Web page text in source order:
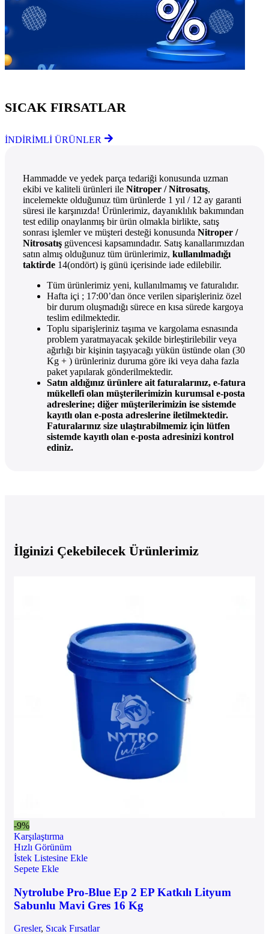
SICAK FIRSATLAR
İNDİRİMLİ ÜRÜNLER
Hammadde ve yedek parça tedariği konusunda uzman
ekibi ve kaliteli ürünleri ile Nitroper / Nitrosatış,
incelemekte olduğunuz tüm ürünlerde 1 yıl / 12 ay garanti
süresi ile karşınızda! Ürünlerimiz, dayanıklılık bakımından
test edilip onaylanmış bir ürün olmakla birlikte, satış
sonrası işlemler ve müşteri desteği konusunda Nitroper /
Nitrosatış güvencesi kapsamındadır. Satış kanallarımızdan
satın almış olduğunuz tüm ürünlerimiz, kullanılmadığı
taktirde 14(ondört) iş günü içerisinde iade edilebilir.
Tüm ürünlerimiz yeni, kullanılmamış ve faturalıdır.
Hafta içi ; 17:00’dan önce verilen siparişleriniz özel
bir durum oluşmadığı sürece en kısa sürede kargoya
teslim edilmektedir.
Toplu siparişleriniz taşıma ve kargolama esnasında
problem yaratmayacak şekilde birleştirilebilir veya
ağırlığı bir kişinin taşıyacağı yükün üstünde olan (30
Kg + ) ürünleriniz duruma göre iki veya daha fazla
paket yapılarak gönderilmektedir.
Satın aldığınız ürünlere ait faturalarınız, e-fatura
mükellefi olan müşterilerimizin kurumsal e-posta
adreslerine; diğer müşterilerimizin ise sistemde
kayıtlı olan e-posta adreslerine iletilmektedir.
Faturalarınız size ulaştırabilmemiz için lütfen
sistemde kayıtlı olan e-posta adresinizi kontrol
ediniz.
İlginizi Çekebilecek Ürünlerimiz
-9%
Karşılaştırma
Hızlı Görünüm
İstek Listesine Ekle
Sepete Ekle
Nytrolube Pro-Blue Ep 2 EP Katkılı Lityum
Sabunlu Mavi Gres 16 Kg
Gresler, Sıcak Fırsatlar